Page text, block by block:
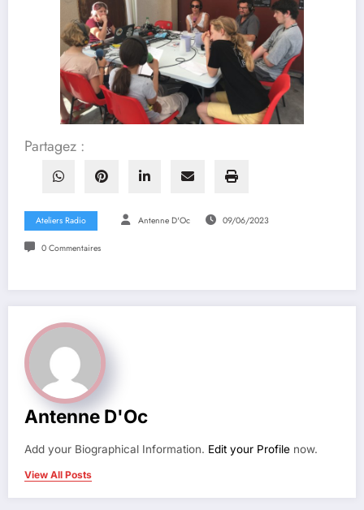
Partagez :
Ateliers Radio Antenne D'Oc 09/06/2023
0 Commentaires
Antenne D'Oc
Add your Biographical Information. Edit your Profile now.
View All Posts